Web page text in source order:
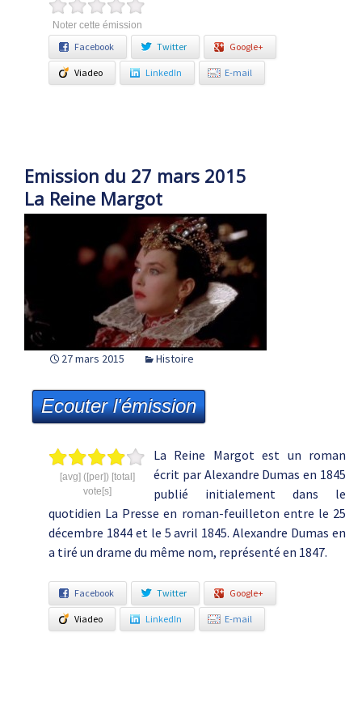
Noter cette émission
Facebook Twitter Google+
Viadeo LinkedIn E-mail
Emission du 27 mars 2015
La Reine Margot
27 mars 2015 Histoire
Ecouter l'émission
[avg] ([per]) [total]
vote[s]
La Reine Margot est un roman
écrit par Alexandre Dumas en 1845
publié initialement dans le
quotidien La Presse en roman-feuilleton entre le 25
décembre 1844 et le 5 avril 1845. Alexandre Dumas en
a tiré un drame du même nom, représenté en 1847.
Facebook Twitter Google+
Viadeo LinkedIn E-mail